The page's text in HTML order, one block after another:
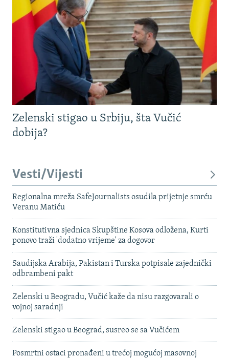
Zelenski stigao u Srbiju, šta Vučić
dobija?
Vesti/Vijesti
Regionalna mreža SafeJournalists osudila prijetnje smrću
Veranu Matiću
Konstitutivna sjednica Skupštine Kosova odložena, Kurti
ponovo traži 'dodatno vrijeme' za dogovor
Saudijska Arabija, Pakistan i Turska potpisale zajednički
odbrambeni pakt
Zelenski u Beogradu, Vučić kaže da nisu razgovarali o
vojnoj saradnji
Zelenski stigao u Beograd, susreo se sa Vučićem
Posmrtni ostaci pronađeni u trećoj mogućoj masovnoj